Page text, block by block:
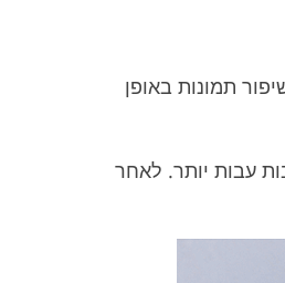
תמונות באופן
עבות יותר. לאחר